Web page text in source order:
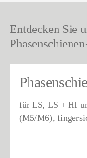
Entdecken Sie
für LS, LS + HI
(M5/M6),